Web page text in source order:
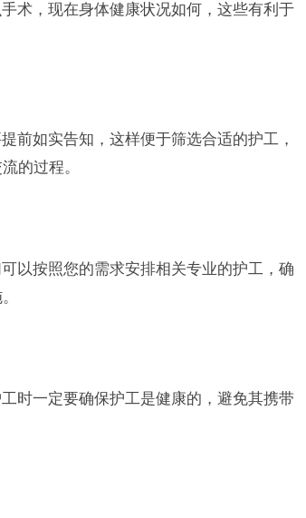
，现在身体健康状况如何，这些有利于
如实告知，这样便于筛选合适的护工，
的过程。
按照您的需求安排相关专业的护工，确
一定要确保护工是健康的，避免其携带